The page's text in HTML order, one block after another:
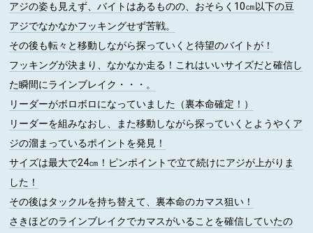
アジの姿も見えず、バイトはあるものの、おそらく10㎝以下の豆
アジでなかなかフッキングせず苦戦。
その後も転々と移動しながら探っていくと待望のバイトが！
フッキングが決まり、なかなか走る！これはいいサイズだと確信し
た瞬間にラインブレイク・・・。
リーダーがボロボロになっていました（裏本命確定！）
リーダーを組みなおし、また移動しながら探っていくとようやくア
ジの溜まっているポイントを発見！
サイズは最大で24㎝！ピンポイントで立て続けにアジが上がりま
した！
その後はタックルを持ち替えて、裏本命のカマス狙い！
さきほどのラインブレイクでカマスがいることを確信していたの